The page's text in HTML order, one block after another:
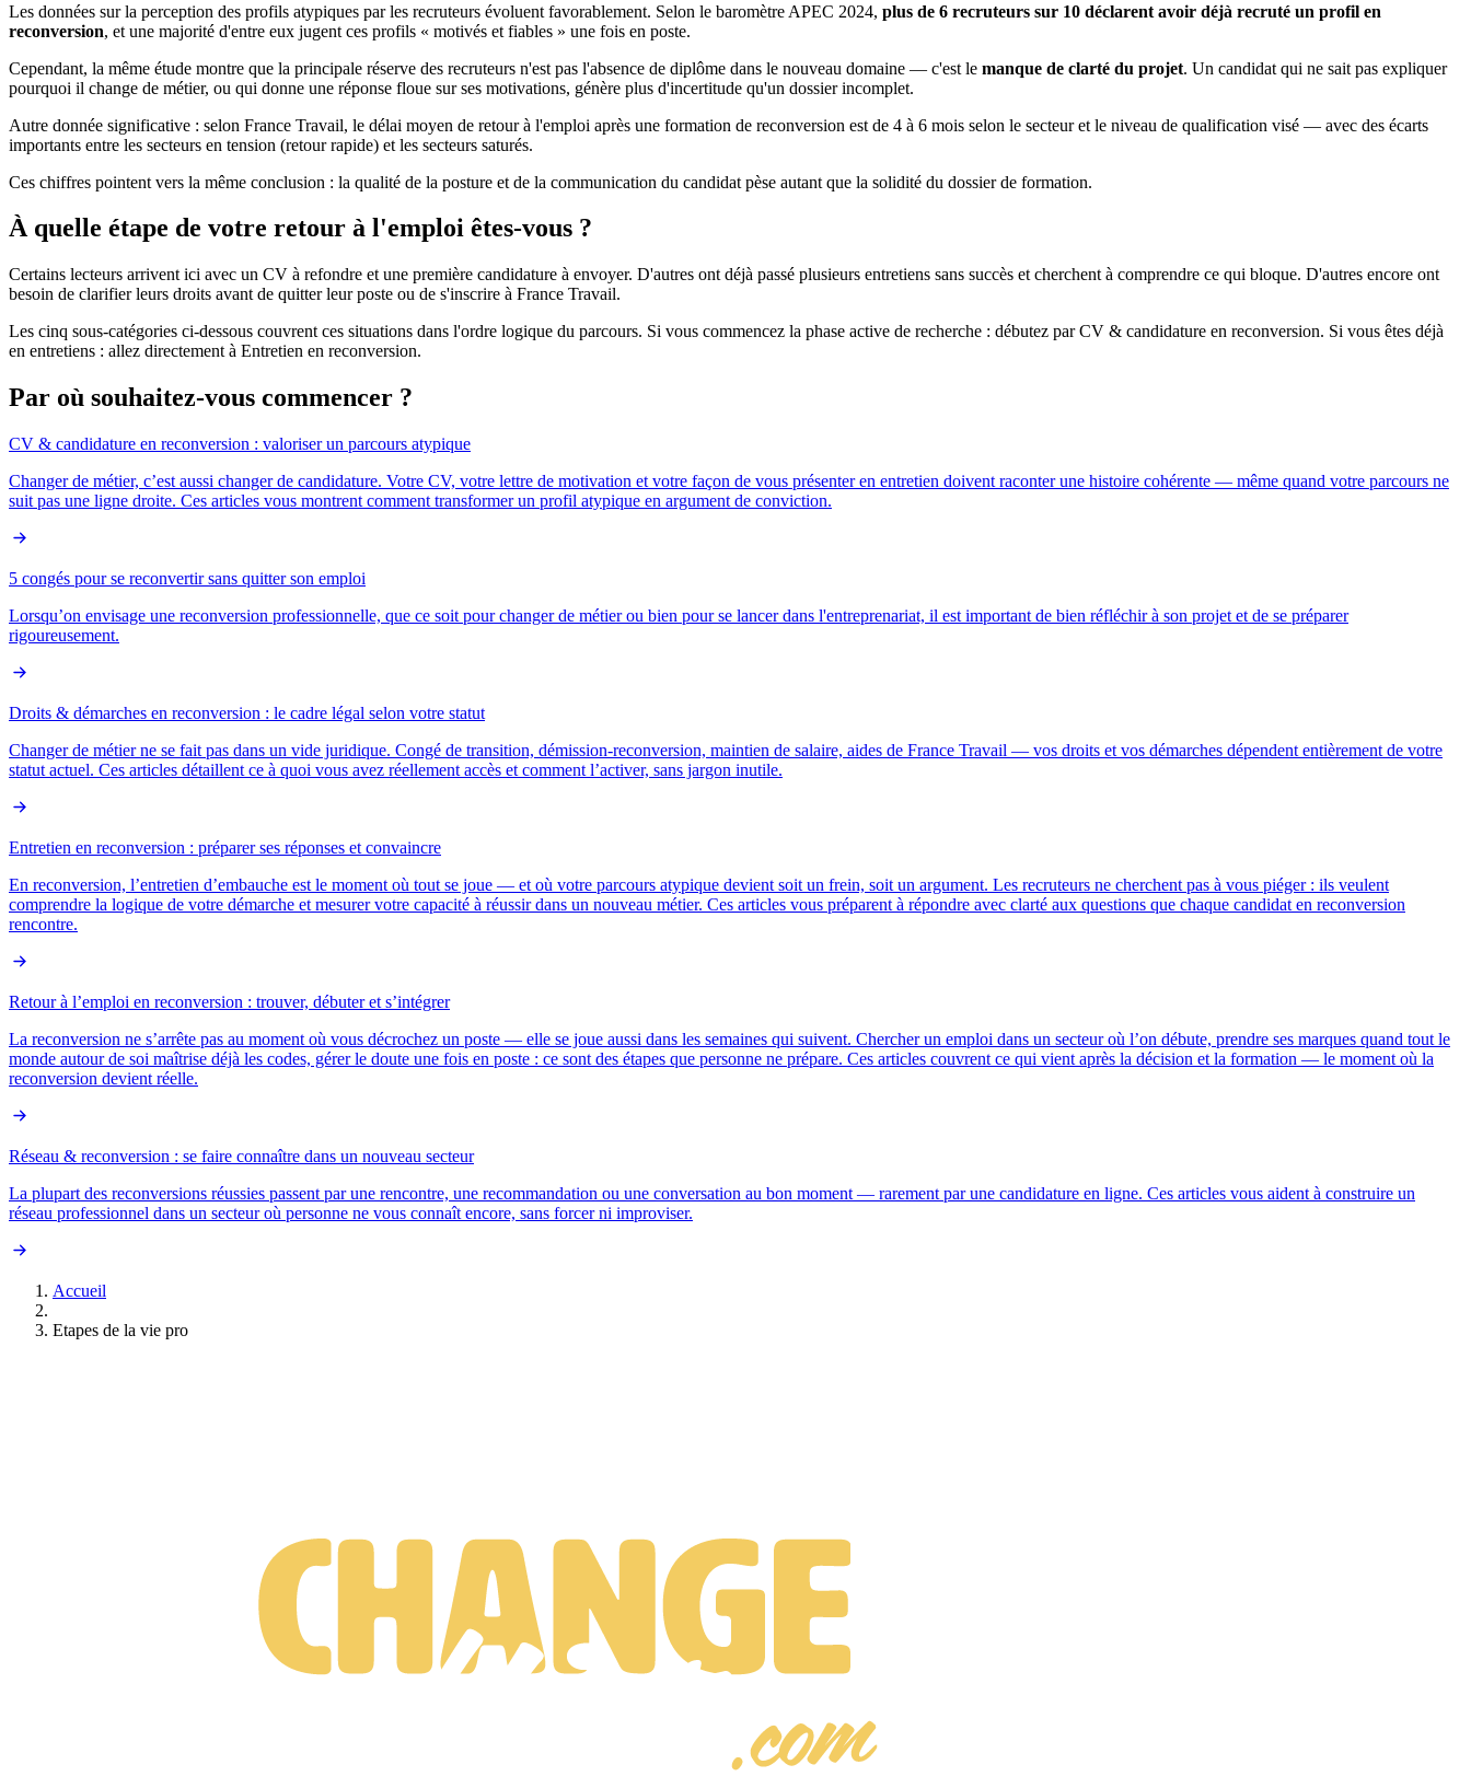
Les données sur la perception des profils atypiques par les recruteurs évoluent favorablement. Selon le baromètre APEC 2024, plus de 6 recruteurs sur 10 déclarent avoir déjà recruté un profil en
reconversion, et une majorité d'entre eux jugent ces profils « motivés et fiables » une fois en poste.
Cependant, la même étude montre que la principale réserve des recruteurs n'est pas l'absence de diplôme dans le nouveau domaine — c'est le manque de clarté du projet. Un candidat qui ne sait pas expliquer
pourquoi il change de métier, ou qui donne une réponse floue sur ses motivations, génère plus d'incertitude qu'un dossier incomplet.
Autre donnée significative : selon France Travail, le délai moyen de retour à l'emploi après une formation de reconversion est de 4 à 6 mois selon le secteur et le niveau de qualification visé — avec des écarts
importants entre les secteurs en tension (retour rapide) et les secteurs saturés.
Ces chiffres pointent vers la même conclusion : la qualité de la posture et de la communication du candidat pèse autant que la solidité du dossier de formation.
À quelle étape de votre retour à l'emploi êtes-vous ?
Certains lecteurs arrivent ici avec un CV à refondre et une première candidature à envoyer. D'autres ont déjà passé plusieurs entretiens sans succès et cherchent à comprendre ce qui bloque. D'autres encore ont
besoin de clarifier leurs droits avant de quitter leur poste ou de s'inscrire à France Travail.
Les cinq sous-catégories ci-dessous couvrent ces situations dans l'ordre logique du parcours. Si vous commencez la phase active de recherche : débutez par CV & candidature en reconversion. Si vous êtes déjà
en entretiens : allez directement à Entretien en reconversion.
Par où souhaitez-vous commencer ?
CV & candidature en reconversion : valoriser un parcours atypique
Changer de métier, c’est aussi changer de candidature. Votre CV, votre lettre de motivation et votre façon de vous présenter en entretien doivent raconter une histoire cohérente — même quand votre parcours ne
suit pas une ligne droite. Ces articles vous montrent comment transformer un profil atypique en argument de conviction.
5 congés pour se reconvertir sans quitter son emploi
Lorsqu’on envisage une reconversion professionnelle, que ce soit pour changer de métier ou bien pour se lancer dans l'entreprenariat, il est important de bien réfléchir à son projet et de se préparer
rigoureusement.
Droits & démarches en reconversion : le cadre légal selon votre statut
Changer de métier ne se fait pas dans un vide juridique. Congé de transition, démission-reconversion, maintien de salaire, aides de France Travail — vos droits et vos démarches dépendent entièrement de votre
statut actuel. Ces articles détaillent ce à quoi vous avez réellement accès et comment l’activer, sans jargon inutile.
Entretien en reconversion : préparer ses réponses et convaincre
En reconversion, l’entretien d’embauche est le moment où tout se joue — et où votre parcours atypique devient soit un frein, soit un argument. Les recruteurs ne cherchent pas à vous piéger : ils veulent
comprendre la logique de votre démarche et mesurer votre capacité à réussir dans un nouveau métier. Ces articles vous préparent à répondre avec clarté aux questions que chaque candidat en reconversion
rencontre.
Retour à l’emploi en reconversion : trouver, débuter et s’intégrer
La reconversion ne s’arrête pas au moment où vous décrochez un poste — elle se joue aussi dans les semaines qui suivent. Chercher un emploi dans un secteur où l’on débute, prendre ses marques quand tout le
monde autour de soi maîtrise déjà les codes, gérer le doute une fois en poste : ce sont des étapes que personne ne prépare. Ces articles couvrent ce qui vient après la décision et la formation — le moment où la
reconversion devient réelle.
Réseau & reconversion : se faire connaître dans un nouveau secteur
La plupart des reconversions réussies passent par une rencontre, une recommandation ou une conversation au bon moment — rarement par une candidature en ligne. Ces articles vous aident à construire un
réseau professionnel dans un secteur où personne ne vous connaît encore, sans forcer ni improviser.
Accueil
Etapes de la vie pro